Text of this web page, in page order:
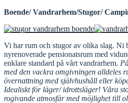
Boende/ Vandrarhem/Stugor/
Vi har rum och stugor av olika slag. Ni
nyrenoverade pensionatsrum med
enklare standard på vårt vandrarhem.
med den vackra omgivningen alldeles
övernattning med självhushåll eller
Idealiskt för läger/ idrottsläger! Våra
rogivande atmosfär med möjlighet till